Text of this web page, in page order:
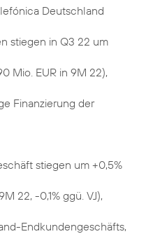
Deutschland
stiegen in Q3 22 um
Mio. EUR in 9M 22),
Finanzierung der
stiegen um +0,5%
22, -0,1% ggü. VJ),
Endkundengeschäfts,